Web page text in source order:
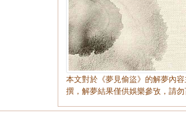
本文對於《夢見偷盜》的解夢內
撰，解夢結果僅供娛樂參攷，請勿